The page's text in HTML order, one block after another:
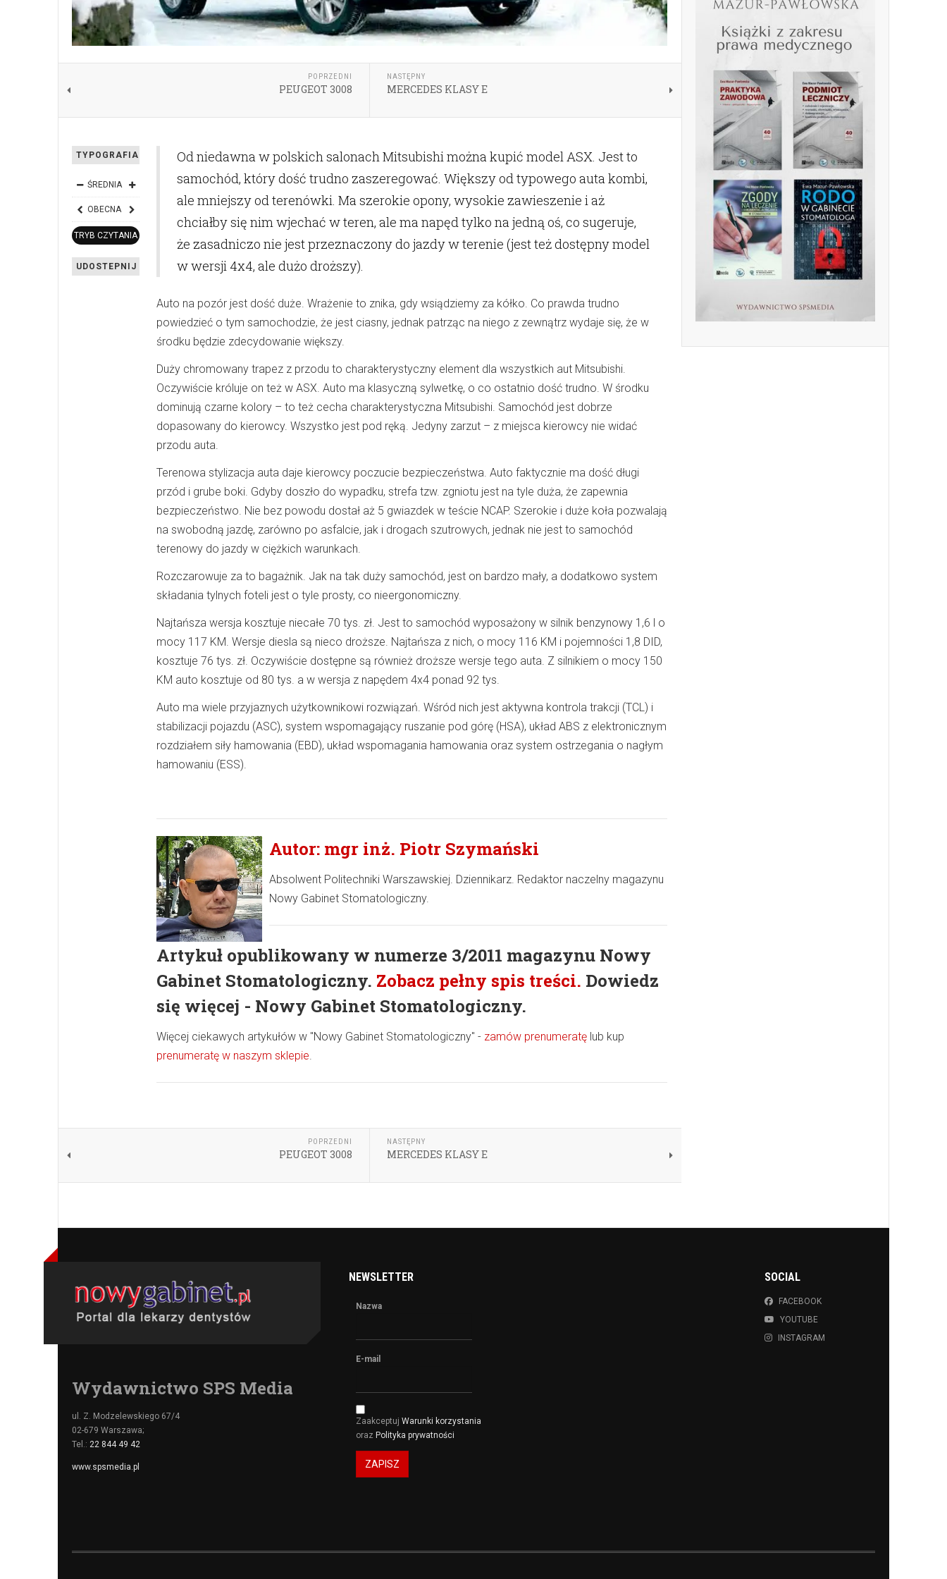
POPRZEDNI
PEUGEOT 3008
NASTĘPNY
MERCEDES KLASY E
TYPOGRAFIA
ŚREDNIA
OBECNA
TRYB CZYTANIA
UDOSTEPNIJ
Od niedawna w polskich salonach Mitsubishi można kupić model ASX. Jest to
samochód, który dość trudno zaszeregować. Większy od typowego auta kombi,
ale mniejszy od terenówki. Ma szerokie opony, wysokie zawieszenie i aż
chciałby się nim wjechać w teren, ale ma napęd tylko na jedną oś, co sugeruje,
że zasadniczo nie jest przeznaczony do jazdy w terenie (jest też dostępny model
w wersji 4x4, ale dużo droższy).
Auto na pozór jest dość duże. Wrażenie to znika, gdy wsiądziemy za kółko. Co prawda trudno
powiedzieć o tym samochodzie, że jest ciasny, jednak patrząc na niego z zewnątrz wydaje się, że w
środku będzie zdecydowanie większy.
Duży chromowany trapez z przodu to charakterystyczny element dla wszystkich aut Mitsubishi.
Oczywiście króluje on też w ASX. Auto ma klasyczną sylwetkę, o co ostatnio dość trudno. W środku
dominują czarne kolory – to też cecha charakterystyczna Mitsubishi. Samochód jest dobrze
dopasowany do kierowcy. Wszystko jest pod ręką. Jedyny zarzut – z miejsca kierowcy nie widać
przodu auta.
Terenowa stylizacja auta daje kierowcy poczucie bezpieczeństwa. Auto faktycznie ma dość długi
przód i grube boki. Gdyby doszło do wypadku, strefa tzw. zgniotu jest na tyle duża, że zapewnia
bezpieczeństwo. Nie bez powodu dostał aż 5 gwiazdek w teście NCAP. Szerokie i duże koła pozwalają
na swobodną jazdę, zarówno po asfalcie, jak i drogach szutrowych, jednak nie jest to samochód
terenowy do jazdy w ciężkich warunkach.
Rozczarowuje za to bagażnik. Jak na tak duży samochód, jest on bardzo mały, a dodatkowo system
składania tylnych foteli jest o tyle prosty, co nieergonomiczny.
Najtańsza wersja kosztuje niecałe 70 tys. zł. Jest to samochód wyposażony w silnik benzynowy 1,6 l o
mocy 117 KM. Wersje diesla są nieco droższe. Najtańsza z nich, o mocy 116 KM i pojemności 1,8 DID,
kosztuje 76 tys. zł. Oczywiście dostępne są również droższe wersje tego auta. Z silnikiem o mocy 150
KM auto kosztuje od 80 tys. a w wersja z napędem 4x4 ponad 92 tys.
Auto ma wiele przyjaznych użytkownikowi rozwiązań. Wśród nich jest aktywna kontrola trakcji (TCL) i
stabilizacji pojazdu (ASC), system wspomagający ruszanie pod górę (HSA), układ ABS z elektronicznym
rozdziałem siły hamowania (EBD), układ wspomagania hamowania oraz system ostrzegania o nagłym
hamowaniu (ESS).
Autor: mgr inż. Piotr Szymański
Absolwent Politechniki Warszawskiej. Dziennikarz. Redaktor naczelny magazynu
Nowy Gabinet Stomatologiczny.
Artykuł opublikowany w numerze 3/2011 magazynu Nowy
Gabinet Stomatologiczny. Zobacz pełny spis treści. Dowiedz
się więcej - Nowy Gabinet Stomatologiczny.
Więcej ciekawych artykułów w "Nowy Gabinet Stomatologiczny" - zamów prenumeratę lub kup
prenumeratę w naszym sklepie
POPRZEDNI
PEUGEOT 3008
NASTĘPNY
MERCEDES KLASY E
Wydawnictwo SPS Media
ul. Z. Modzelewskiego 67/4
02-679 Warszawa;
Tel.: 22 844 49 42
www.spsmedia.pl
NEWSLETTER
Nazwa
E-mail
ZaakceptujWarunki korzystania
orazPolityka prywatności
ZAPISZ
SOCIAL
FACEBOOK
YOUTUBE
INSTAGRAM